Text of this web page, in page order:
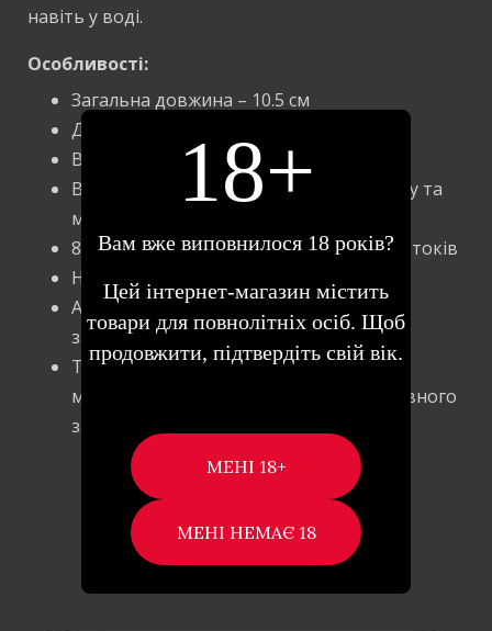
навіть у воді.
Особливості:
Загальна довжина – 10.5 см
Діаметр – 5 см
Вага – 90 г
Виготовлений із преміального силікону та
міцного пластику
8 режимів інтенсивності повітряних потоків
Неймовірно тихий
Абсолютно водонепроникний (ступінь
захисту IPX7);
Тривалість заряджання – 60 хвилин,
максимальна тривалість роботи за повного
заряду – 120 хвилин
Схожі товари
18+
Вам вже виповнилося 18 років?
Цей інтернет-магазин містить
товари для повнолітніх осіб. Щоб
продовжити, підтвердіть свій вік.